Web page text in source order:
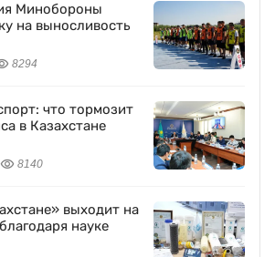
Минобороны
на выносливость
8294
что тормозит
в Казахстане
8140
выходит на
науке